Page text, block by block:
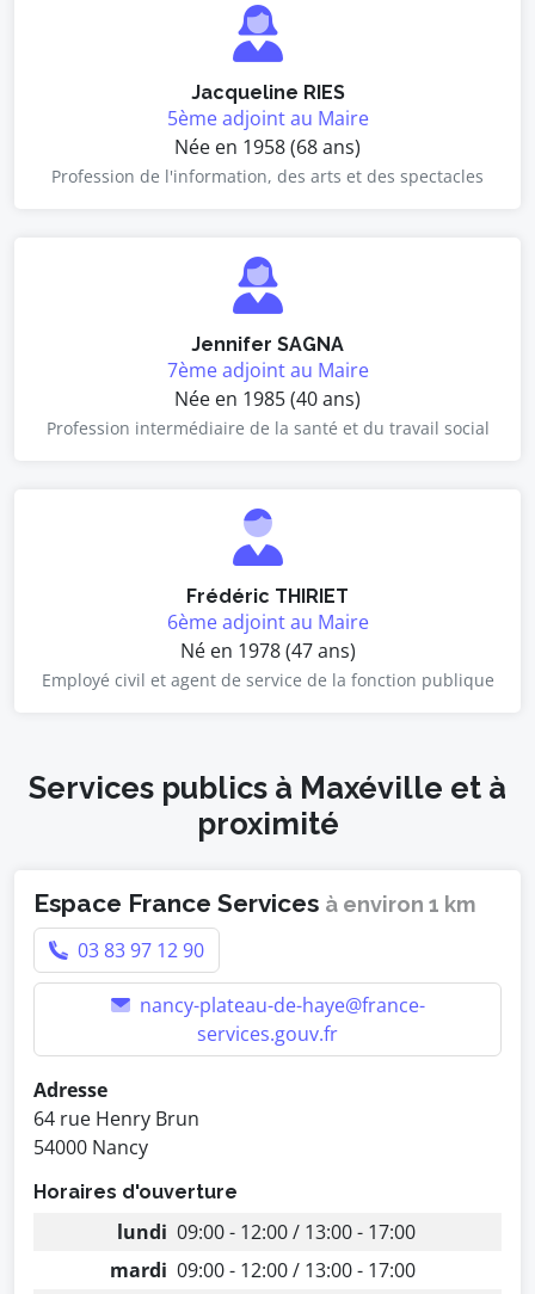
Jacqueline RIES
5ème adjoint au Maire
Née en 1958 (68 ans)
Profession de l'information, des arts et des spectacles
Jennifer SAGNA
7ème adjoint au Maire
Née en 1985 (40 ans)
Profession intermédiaire de la santé et du travail social
Frédéric THIRIET
6ème adjoint au Maire
Né en 1978 (47 ans)
Employé civil et agent de service de la fonction publique
Services publics à Maxéville et à
proximité
Espace France Services à environ 1 km
03 83 97 12 90
nancy-plateau-de-haye@france-
services.gouv.fr
Adresse
64 rue Henry Brun
54000 Nancy
Horaires d'ouverture
lundi 09:00 - 12:00 / 13:00 - 17:00
mardi 09:00 - 12:00 / 13:00 - 17:00